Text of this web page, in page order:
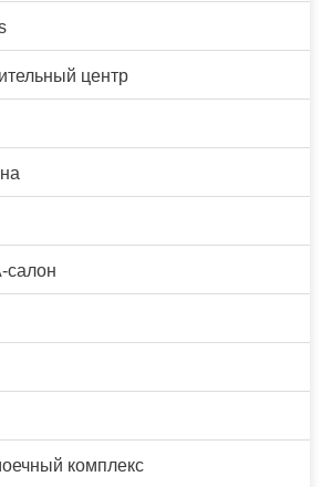
центр
салон
комплекс